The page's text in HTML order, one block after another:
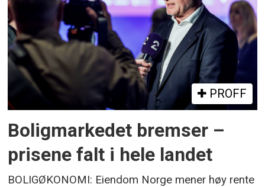
PROFF
Boligmarkedet bremser –
prisene falt i hele landet
BOLIGØKONOMI: Eiendom Norge mener høy rente